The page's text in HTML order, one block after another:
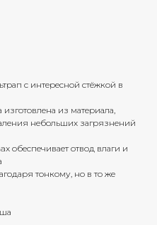
с интересной стёжкой в
из материала,
небольших загрязнений
обеспечивает отвод влаги и
тонкому, но в то же